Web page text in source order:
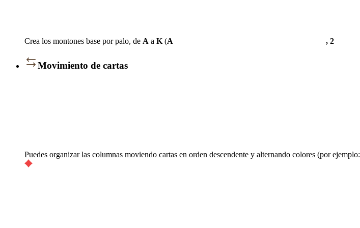
Crea los montones base por palo, de A a K(A , 2
Movimiento de cartas
Puedes organizar las columnas moviendo cartas en orden descendente y alternando colores (por ejemplo: